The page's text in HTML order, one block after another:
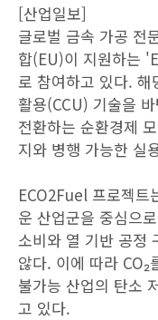
[산업일보]
글로벌 금속 가공 전
합(EU)이 지원하는
로 참여하고 있다. 해
활용(CCU) 기술을
전환하는 순환경제
지와 병행 가능한 실
ECO2Fuel 프로젝트
운 산업군을 중심으
소비와 열 기반 공정
않다. 이에 따라
불가능 산업의 탄소
고 있다.